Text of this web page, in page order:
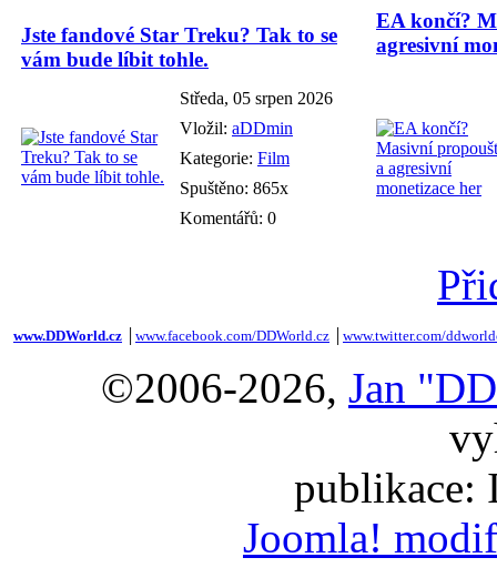
Jste fandové Star Treku? Tak to se
vám bude líbit tohle.
Středa, 05 srpen 2026
Vložil: aDDmin
Kategorie: Film
Spuštěno: 865x
Komentářů: 0
EA končí?
agresivní
www.DDWorld.cz www.facebook.com/DDWorld.cz www.twitter.com/
©2006-2026, Jan
publikace:
Joomla!